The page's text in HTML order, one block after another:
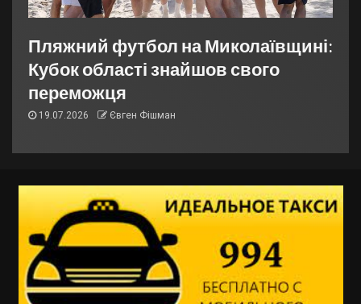
Пляжний футбол на Миколаївщині:
Кубок області знайшов свого
переможця
19.07.2026 Євген Фішман